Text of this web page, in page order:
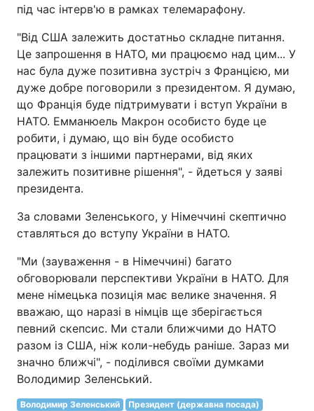
під час інтерв'ю в рамках телемарафону.
"Від США залежить достатньо складне питання.
Це запрошення в НАТО, ми працюємо над цим... У
нас була дуже позитивна зустріч з Францією, ми
дуже добре поговорили з президентом. Я думаю,
що Франція буде підтримувати і вступ України в
НАТО. Емманюель Макрон особисто буде це
робити, і думаю, що він буде особисто
працювати з іншими партнерами, від яких
залежить позитивне рішення", - йдеться у заяві
президента.
За словами Зеленського, у Німеччині скептично
ставляться до вступу України в НАТО.
"Ми (зауваження - в Німеччині) багато
обговорювали перспективи України в НАТО. Для
мене німецька позиція має велике значення. Я
вважаю, що наразі в німців ще зберігається
певний скепсис. Ми стали ближчими до НАТО
разом із США, ніж коли-небудь раніше. Зараз ми
значно ближчі", - поділився своїми думками
Володимир Зеленський.
Володимир Зеленський
Президент (державна посада)